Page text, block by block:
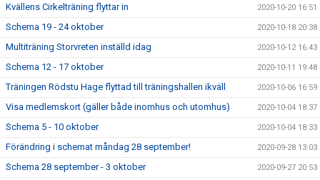
Kvällens Cirkelträning flyttar in 2020-10-20 16:51
Schema 19 - 24 oktober 2020-10-18 20:38
Multiträning Storvreten inställd idag 2020-10-12 16:43
Schema 12 - 17 oktober 2020-10-11 19:48
Träningen Rödstu Hage flyttad till träningshallen ikväll 2020-10-06 16:59
Visa medlemskort (gäller både inomhus och utomhus) 2020-10-04 18:37
Schema 5 - 10 oktober 2020-10-04 18:33
Förändring i schemat måndag 28 september! 2020-09-28 13:03
Schema 28 september - 3 oktober 2020-09-27 20:53